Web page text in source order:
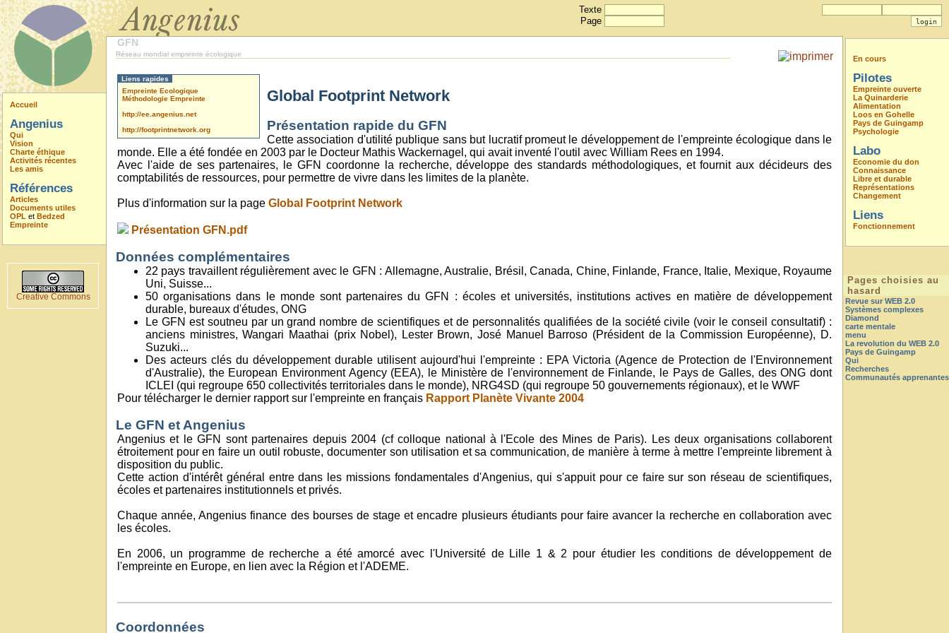
Texte
Page
Accueil
Angenius
Qui
Vision
Charte éthique
Activités récentes
Les amis
Références
Articles
Documents utiles
OPL et Bedzed
Empreinte
Creative Commons
GFN
Réseau mondial empreinte écologique
Liens rapides
Empreinte Ecologique
Méthodologie Empreinte
http://ee.angenius.net
http://footprintnetwork.org
Global Footprint Network
Présentation rapide du GFN
Cette association d'utilité publique sans but lucratif promeut le développement de l'empreinte écologique dans le
monde. Elle a été fondée en 2003 par le Docteur Mathis Wackernagel, qui avait inventé l'outil avec William Rees en 1994.
Avec l'aide de ses partenaires, le GFN coordonne la recherche, développe des standards méthodologiques, et fournit aux décideurs des
comptabilités de ressources, pour permettre de vivre dans les limites de la planète.
Plus d'information sur la page Global Footprint Network
Présentation GFN.pdf
Données complémentaires
22 pays travaillent régulièrement avec le GFN : Allemagne, Australie, Brésil, Canada, Chine, Finlande, France, Italie, Mexique, Royaume
Uni, Suisse...
50 organisations dans le monde sont partenaires du GFN : écoles et universités, institutions actives en matière de développement
durable, bureaux d'études, ONG
Le GFN est soutneu par un grand nombre de scientifiques et de personnalités qualifiées de la société civile (voir le conseil consultatif) :
anciens ministres, Wangari Maathai (prix Nobel), Lester Brown, José Manuel Barroso (Président de la Commission Européenne), D.
Suzuki...
Des acteurs clés du développement durable utilisent aujourd'hui l'empreinte : EPA Victoria (Agence de Protection de l'Environnement
d'Australie), the European Environment Agency (EEA), le Ministère de l'environnement de Finlande, le Pays de Galles, des ONG dont
ICLEI (qui regroupe 650 collectivités territoriales dans le monde), NRG4SD (qui regroupe 50 gouvernements régionaux), et le WWF
Pour télécharger le dernier rapport sur l'empreinte en français Rapport Planète Vivante 2004
Le GFN et Angenius
Angenius et le GFN sont partenaires depuis 2004 (cf colloque national à l'Ecole des Mines de Paris). Les deux organisations collaborent
étroitement pour en faire un outil robuste, documenter son utilisation et sa communication, de manière à terme à mettre l'empreinte librement à
disposition du public.
Cette action d'intérêt général entre dans les missions fondamentales d'Angenius, qui s'appuit pour ce faire sur son réseau de scientifiques,
écoles et partenaires institutionnels et privés.
Chaque année, Angenius finance des bourses de stage et encadre plusieurs étudiants pour faire avancer la recherche en collaboration avec
les écoles.
En 2006, un programme de recherche a été amorcé avec l'Université de Lille 1 & 2 pour étudier les conditions de développement de
l'empreinte en Europe, en lien avec la Région et l'ADEME.
Coordonnées
En cours
Pilotes
Empreinte ouverte
La Quinarderie
Alimentation
Loos en Gohelle
Pays de Guingamp
Psychologie
Labo
Economie du don
Connaissance
Libre et durable
Représentations
Changement
Liens
Fonctionnement
Pages choisies au
hasard
Revue sur WEB 2.0
Systèmes complexes
Diamond
carte mentale
menu
La revolution du WEB 2.0
Pays de Guingamp
Qui
Recherches
Communautés apprenantes